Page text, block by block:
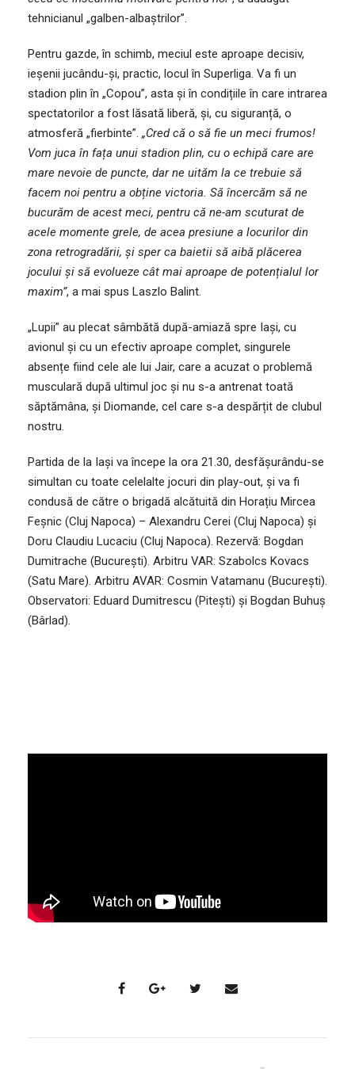
tehnicianul „galben-albaștrilor”.
Pentru gazde, în schimb, meciul este aproape decisiv,
ieșenii jucându-și, practic, locul în Superliga. Va fi un
stadion plin în „Copou”, asta și în condițiile în care intrarea
spectatorilor a fost lăsată liberă, și, cu siguranță, o
atmosferă „fierbinte”. „Cred că o să fie un meci frumos!
Vom juca în fața unui stadion plin, cu o echipă care are
mare nevoie de puncte, dar ne uităm la ce trebuie să
facem noi pentru a obține victoria. Să încercăm să ne
bucurăm de acest meci, pentru că ne-am scuturat de
acele momente grele, de acea presiune a locurilor din
zona retrogradării, și sper ca baietii să aibă plăcerea
jocului și să evolueze cât mai aproape de potențialul lor
maxim”, a mai spus Laszlo Balint.
„Lupii” au plecat sâmbătă după-amiază spre Iași, cu
avionul și cu un efectiv aproape complet, singurele
absențe fiind cele ale lui Jair, care a acuzat o problemă
musculară după ultimul joc și nu s-a antrenat toată
săptămâna, și Diomande, cel care s-a despărțit de clubul
nostru.
Partida de la Iași va începe la ora 21.30, desfășurându-se
simultan cu toate celelalte jocuri din play-out, și va fi
condusă de către o brigadă alcătuită din Horațiu Mircea
Feșnic (Cluj Napoca) – Alexandru Cerei (Cluj Napoca) și
Doru Claudiu Lucaciu (Cluj Napoca). Rezervă: Bogdan
Dumitrache (București). Arbitru VAR: Szabolcs Kovacs
(Satu Mare). Arbitru AVAR: Cosmin Vatamanu (București).
Observatori: Eduard Dumitrescu (Pitești) și Bogdan Buhuș
(Bârlad).